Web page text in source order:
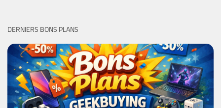
DERNIERS BONS PLANS